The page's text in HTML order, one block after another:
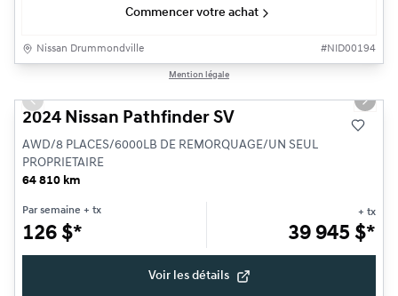
Commencer votre achat
Nissan Drummondville #NID00194
Mention légale
Previous slide Next
2024 Nissan Pathfinder SV
AWD/8 PLACES/6000LB DE REMORQUAGE/UN SEUL
PROPRIETAIRE
64 810 km
Par semaine + tx
126 $*
+ tx
39 945 $*
Voir les détails